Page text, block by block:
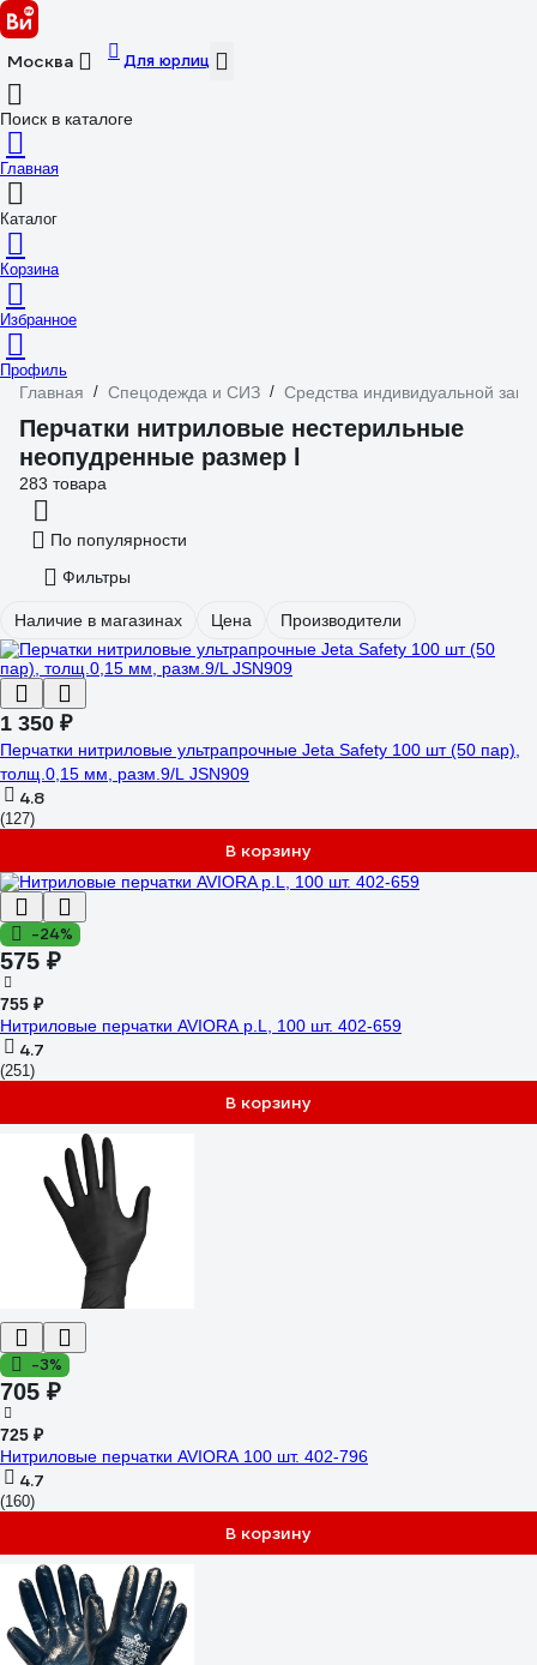
Москва Для юрлиц
Поиск в каталоге
Главная
Каталог
Корзина
Избранное
Профиль
Главная / Спецодежда и СИЗ / Средства индивидуальной
Перчатки нитриловые нестерильные
неопудренные размер l
283 товара
По популярности
Фильтры
Наличие в магазинах Цена Производители
1 350 ₽
Перчатки нитриловые ультрапрочные Jeta Safety 100 шт (50 пар),
толщ.0,15 мм, разм.9/L JSN909
4.8
(127)
В корзину
-24%
575 ₽
755 ₽
Нитриловые перчатки AVIORA р.L, 100 шт. 402-659
4.7
(251)
В корзину
-3%
705 ₽
725 ₽
Нитриловые перчатки AVIORA 100 шт. 402-796
4.7
(160)
В корзину